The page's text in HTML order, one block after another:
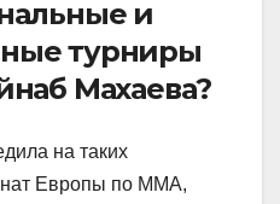
и
турниры
Махаева?
на таких
Европы по ММА,